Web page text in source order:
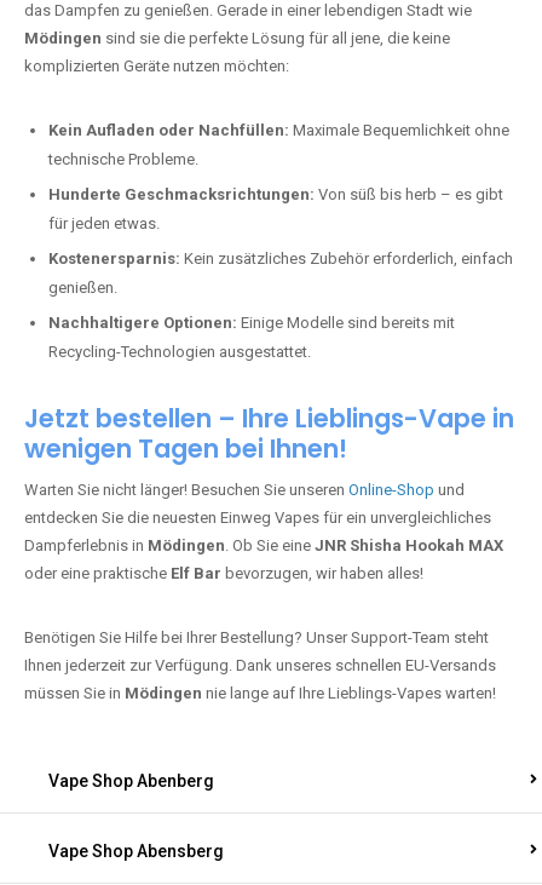
das Dampfen zu genießen. Gerade in einer lebendigen Stadt wie
Mödingen sind sie die perfekte Lösung für all jene, die keine
komplizierten Geräte nutzen möchten:
Kein Aufladen oder Nachfüllen: Maximale Bequemlichkeit ohne
technische Probleme.
Hunderte Geschmacksrichtungen: Von süß bis herb – es gibt
für jeden etwas.
Kostenersparnis: Kein zusätzliches Zubehör erforderlich, einfach
genießen.
Nachhaltigere Optionen: Einige Modelle sind bereits mit
Recycling-Technologien ausgestattet.
Jetzt bestellen – Ihre Lieblings-Vape in
wenigen Tagen bei Ihnen!
Warten Sie nicht länger! Besuchen Sie unseren Online-Shop und
entdecken Sie die neuesten Einweg Vapes für ein unvergleichliches
Dampferlebnis in Mödingen. Ob Sie eine JNR Shisha Hookah MAX
oder eine praktische Elf Bar bevorzugen, wir haben alles!
Benötigen Sie Hilfe bei Ihrer Bestellung? Unser Support-Team steht
Ihnen jederzeit zur Verfügung. Dank unseres schnellen EU-Versands
müssen Sie in Mödingen nie lange auf Ihre Lieblings-Vapes warten!
Vape Shop Abenberg
Vape Shop Abensberg